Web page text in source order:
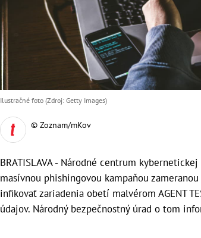
Ilustračné foto (Zdroj: Getty Images)
© Zoznam/mKov
BRATISLAVA - Národné centrum
masívnou phishingovou kampaňou
infikovať zariadenia obetí malvérom AGENT
údajov. Národný bezpečnostný úrad o tom